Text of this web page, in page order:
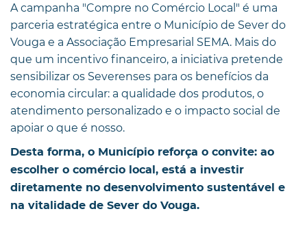
A campanha "Compre no Comércio Local" é uma
parceria estratégica entre o Município de Sever do
Vouga e a Associação Empresarial SEMA. Mais do
que um incentivo financeiro, a iniciativa pretende
sensibilizar os Severenses para os benefícios da
economia circular: a qualidade dos produtos, o
atendimento personalizado e o impacto social de
apoiar o que é nosso.
Desta forma, o Município reforça o convite: ao
escolher o comércio local, está a investir
diretamente no desenvolvimento sustentável e
na vitalidade de Sever do Vouga.